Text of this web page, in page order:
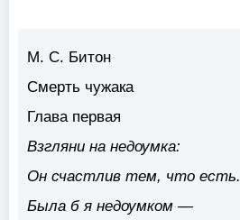
М. С. Битон
Смерть чужака
Глава первая
Взгляни на недоумка:
Он счастлив тем, что есть.
Была б я недоумком —